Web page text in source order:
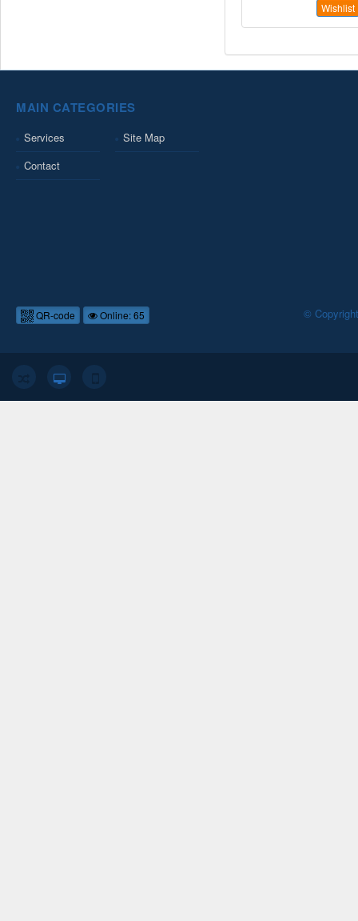
Wishlist
MAIN CATEGORIES
Services
Site Map
Contact
QR-code Online: 65 ©